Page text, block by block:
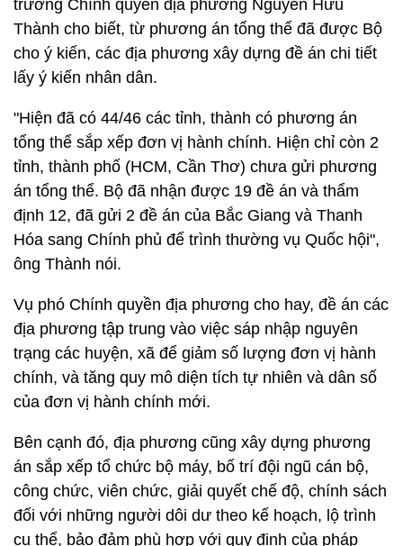
trưởng Chính quyền địa phương Nguyễn Hữu
Thành cho biết, từ phương án tổng thể đã được Bộ
cho ý kiến, các địa phương xây dựng đề án chi tiết
lấy ý kiến nhân dân.
"Hiện đã có 44/46 các tỉnh, thành có phương án
tổng thể sắp xếp đơn vị hành chính. Hiện chỉ còn 2
tỉnh, thành phố (HCM, Cần Thơ) chưa gửi phương
án tổng thể. Bộ đã nhận được 19 đề án và thẩm
định 12, đã gửi 2 đề án của Bắc Giang và Thanh
Hóa sang Chính phủ để trình thường vụ Quốc hội",
ông Thành nói.
Vụ phó Chính quyền địa phương cho hay, đề án các
địa phương tập trung vào việc sáp nhập nguyên
trạng các huyện, xã để giảm số lượng đơn vị hành
chính, và tăng quy mô diện tích tự nhiên và dân số
của đơn vị hành chính mới.
Bên cạnh đó, địa phương cũng xây dựng phương
án sắp xếp tổ chức bộ máy, bố trí đội ngũ cán bộ,
công chức, viên chức, giải quyết chế độ, chính sách
đối với những người dôi dư theo kế hoạch, lộ trình
cụ thể, bảo đảm phù hợp với quy định của pháp